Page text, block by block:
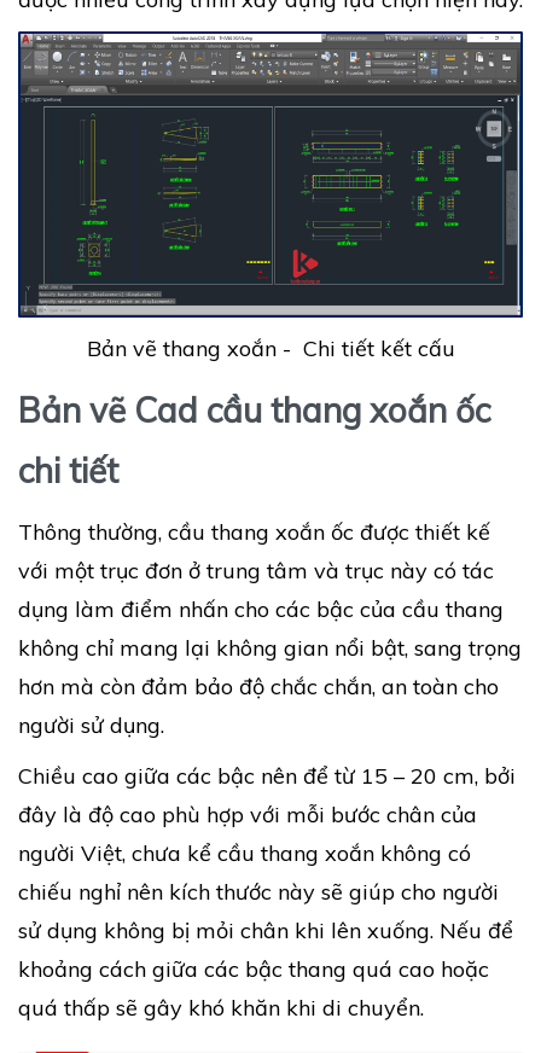
Bản vẽ thang xoắn - Chi tiết kết cấu
Bản vẽ Cad cầu thang xoắn ốc
chi tiết
Thông thường, cầu thang xoắn ốc được thiết kế
với một trục đơn ở trung tâm và trục này có tác
dụng làm điểm nhấn cho các bậc của cầu thang
không chỉ mang lại không gian nổi bật, sang trọng
hơn mà còn đảm bảo độ chắc chắn, an toàn cho
người sử dụng.
Chiều cao giữa các bậc nên để từ 15 – 20 cm, bởi
đây là độ cao phù hợp với mỗi bước chân của
người Việt, chưa kể cầu thang xoắn không có
chiếu nghỉ nên kích thước này sẽ giúp cho người
sử dụng không bị mỏi chân khi lên xuống. Nếu để
khoảng cách giữa các bậc thang quá cao hoặc
quá thấp sẽ gây khó khăn khi di chuyển.